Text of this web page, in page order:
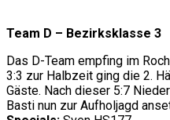
Team D – Bezirksklasse 3
Das D-Team empfing im
3:3 zur Halbzeit ging die 2.
Gäste. Nach dieser 5:7
Basti nun zur Aufholjagd